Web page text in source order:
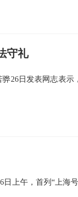
守礼
26日发表网志表
日上午，首列“上海